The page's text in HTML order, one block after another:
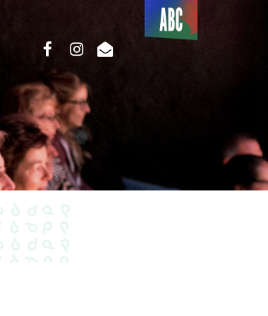
Du côté
de l’ABC
facebookinstagram
email